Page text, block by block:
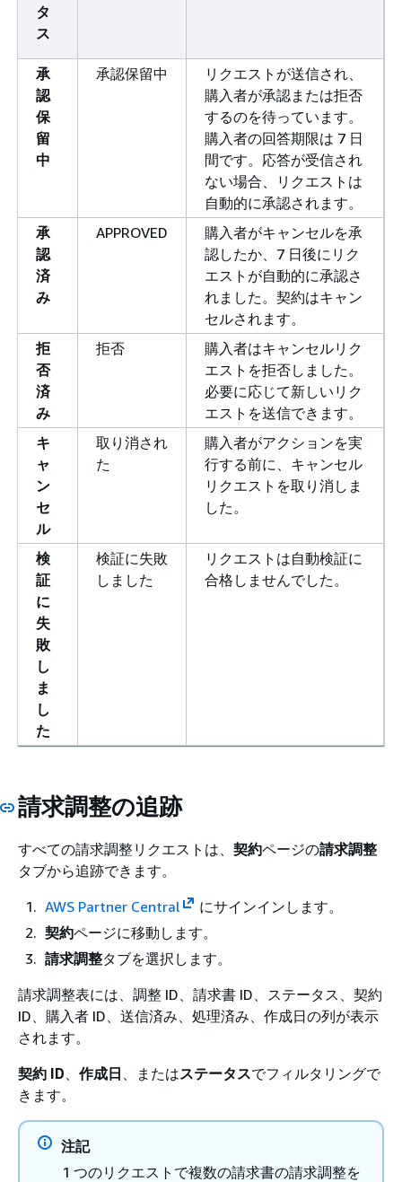
タ
ス
承
認
保
留
中
承認保留中
リクエストが送信され、
購入者が承認または拒否
するのを待っています。
購入者の回答期限は 7 日
間です。応答が受信され
ない場合、リクエストは
自動的に承認されます。
承
認
済
み
APPROVED
購入者がキャンセルを承
認したか、7 日後にリク
エストが自動的に承認さ
れました。契約はキャン
セルされます。
拒
否
済
み
拒否
購入者はキャンセルリク
エストを拒否しました。
必要に応じて新しいリク
エストを送信できます。
キ
ャ
ン
セ
ル
取り消され
た
購入者がアクションを実
行する前に、キャンセル
リクエストを取り消しま
した。
検
証
に
失
敗
し
ま
し
た
検証に失敗
しました
リクエストは自動検証に
合格しませんでした。
請求調整の追跡
すべての請求調整リクエストは、 契約ページの請求調整
タブから追跡できます。
AWS Partner Central
にサインインします。
契約ページに移動します。
請求調整タブを選択します。
請求調整表には、調整 ID、請求書 ID、ステータス、契約
ID、購入者 ID、送信済み、処理済み、作成日の列が表示
されます。
契約 ID
作成日 、またはステータスでフィルタリングで
きます。
注記
1 つのリクエストで複数の請求書の請求調整を